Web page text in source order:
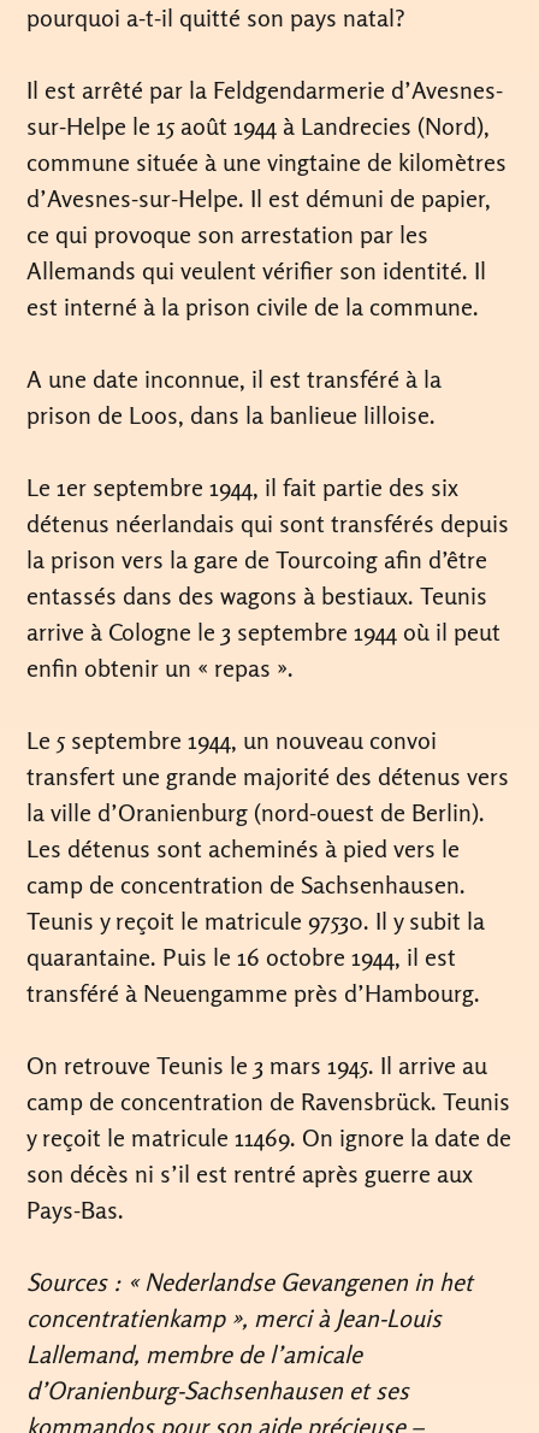
pourquoi a-t-il quitté son pays natal?
Il est arrêté par la Feldgendarmerie d’Avesnes-
sur-Helpe le 15 août 1944 à Landrecies (Nord),
commune située à une vingtaine de kilomètres
d’Avesnes-sur-Helpe. Il est démuni de papier,
ce qui provoque son arrestation par les
Allemands qui veulent vérifier son identité. Il
est interné à la prison civile de la commune.
A une date inconnue, il est transféré à la
prison de Loos, dans la banlieue lilloise.
Le 1er septembre 1944, il fait partie des six
détenus néerlandais qui sont transférés depuis
la prison vers la gare de Tourcoing afin d’être
entassés dans des wagons à bestiaux. Teunis
arrive à Cologne le 3 septembre 1944 où il peut
enfin obtenir un « repas ».
Le 5 septembre 1944, un nouveau convoi
transfert une grande majorité des détenus vers
la ville d’Oranienburg (nord-ouest de Berlin).
Les détenus sont acheminés à pied vers le
camp de concentration de Sachsenhausen.
Teunis y reçoit le matricule 97530. Il y subit la
quarantaine. Puis le 16 octobre 1944, il est
transféré à Neuengamme près d’Hambourg.
On retrouve Teunis le 3 mars 1945. Il arrive au
camp de concentration de Ravensbrück. Teunis
y reçoit le matricule 11469. On ignore la date de
son décès ni s’il est rentré après guerre aux
Pays-Bas.
Sources : « Nederlandse Gevangenen in het
concentratienkamp », merci à Jean-Louis
Lallemand, membre de l’amicale
d’Oranienburg-Sachsenhausen et ses
kommandos pour son aide précieuse –